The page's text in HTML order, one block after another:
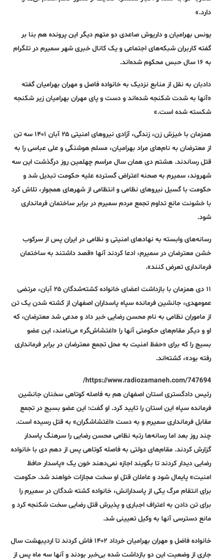
دارد.»
یونس بهرامیان و داریوش صاعدی دو متهم دیگر این پرونده هم بنا بر
گفته کاربران شبکه‌های اجتماعی و یک کانال خبری شهر سمیرم در تلگرام
به ۱۶ سال حبس محکوم شده‌اند.
دادبان به نقل از منابع نزدیک به خانواده فاصل و مهران بهرامیان گفته
«آنها به شدت شکنجه شده‌اند و دست و پای مهران بهرامیان زیر شکنجه
شکسته شده است.»
همزمان با خیزش زن، زندگی، آزادی نیروهای امنیتی ۲۵ آبان ۱۴۰۱ سه تن
از معترضان به نام‌های مراد بهرامیان، مسلم هوشنگی و علی عباسی را به
قتل رساندند. هشتم دی همان سال مراسم چهلمین روز درگذشت این سه
شهروند، سمیرم به صحنه اعتراض گسترده علیه حکومت تبدیل شد و
حکومت با گسیل نیروهای نظامی و انتظامی از شهرهای همجوار، تلاش کرد
با خشونت مانع تداوم تجمع مردم سمیرم در برابر ساختمان فرمانداری
شود.
رسانه‌های وابسته به نهادهای امنیتی و نظامی در ایران پس از سرکوب
خشن معترضان در سمیرم، ادعا کردند آنها «قصد داشتند به ساختمان
فرمانداری تعرض کنند».
۱۱ دی همزمان با بازداشت اعضای خانواده کشته‌شدگان ۲۵ آبان، مرتضی
عمومهدی، جانشین فرمانده سپاه پاسداران اصفهان از کشته شدن یک تن
از ماموران نظامی به نام محسن رضایی خبر داد و مدعی شد معترضان، که
او و دیگر مقام‌های حکومتی آنها را «اغتشاش‌گر» می‌نامند، این عضو
بسیج را که برای «حفظ امنیت به محل تجمع معترضان در برابر فرمانداری
رفته بود»، کشته‌اند.
https://www.radiozamaneh.com/747694/
رئیس دادگستری استان اصفهان هم به فاصله کوتاهی سخنان جانشین
فرمانده سپاه این استان را تایید کرد. او گفت: این عضو بسیج در تجمع
مقابل فرمانداری سمیرم و به دست «اغتشاشگران» به قتل رسیده است.
چند روز بعد اما رسانه‌ها رتبه نظامی محسن رضایی را سرهنگ پاسدار
گزارش کردند. مقام‌های دولتی به فاصله کوتاهی پس از دهم دی با خانواده
رضایی دیدار کردند تا بگویند اجازه نمی‌دهند خون یک «پاسدار حافظ
امنیت» پایمال شود و عاملان قتل او سخت مجازات خواهند شد. حکومت
برای انتقام مرگ یکی از پاسدارانش، خانواده کشته شدگان در سمیرم را
برای تن دادن به اعتراف اجباری و پذیرش قتل رضایی سخت شکنجه کرد و
مانع دسترسی آنها به وکیل تعیینی شد.
خانواده فاضل و مهران بهرامیان خرداد ۱۴۰۲ فاش کردند تا اردیبهشت سال
جاری از وضعیت این دو بازداشت شده بی‌خبر بودند و آنها سه ماه پس از